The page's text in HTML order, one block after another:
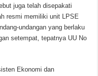
juga telah disepakati
resmi memiliki unit LPSE
undangan yang berlaku
setempat, tepatnya UU No
Ekonomi dan